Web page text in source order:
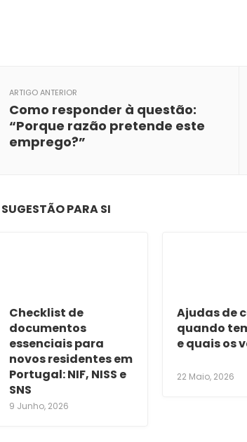
ARTIGO ANTERIOR
Como responder à questão:
“Porque razão pretende este
emprego?”
SUGESTÃO PARA SI
Checklist de
documentos
essenciais para
novos residentes em
Portugal: NIF, NISS e
SNS
9 Junho, 2026
Ajudas de
quando
e quais os
22 Maio, 2026